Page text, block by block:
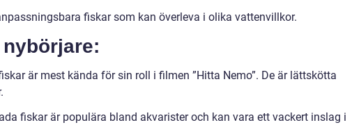
fiskar som kan överleva i olika vattenvillkor.
är mest kända för sin roll i filmen ”Hitta Nemo”. De är lättskötta
fiskar är populära bland akvarister och kan vara ett vackert inslag i